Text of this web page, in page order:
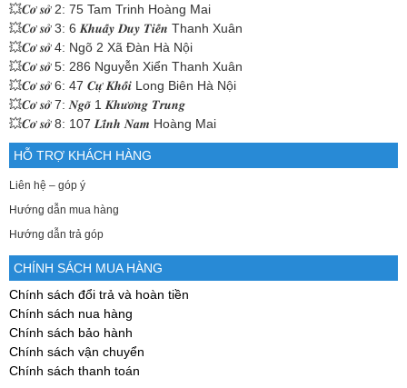
💥𝑪𝒐̛ 𝒔𝒐̛̉ 2: 75 Tam Trinh Hoàng Mai
💥𝑪𝒐̛ 𝒔𝒐̛̉ 3: 6 𝑲𝒉𝒖𝒂̂́𝒚 𝑫𝒖𝒚 𝑻𝒊𝒆̂́𝒏 Thanh Xuân
💥𝑪𝒐̛ 𝒔𝒐̛̉ 4: Ngõ 2 Xã Đàn Hà Nội
💥𝑪𝒐̛ 𝒔𝒐̛̉ 5: 286 Nguyễn Xiển Thanh Xuân
💥𝑪𝒐̛ 𝒔𝒐̛̉ 6: 47 𝑪𝒖̛̣ 𝑲𝒉𝒐̂́𝒊 Long Biên Hà Nội
💥𝑪𝒐̛ 𝒔𝒐̛̉ 7: 𝑵𝒈𝒐̃ 1 𝑲𝒉𝒖̛𝒐̛𝒏𝒈 𝑻𝒓𝒖𝒏𝒈
💥𝑪𝒐̛ 𝒔𝒐̛̉ 8: 107 𝑳𝒊̃𝒏𝒉 𝑵𝒂𝒎 Hoàng Mai
HỖ TRỢ KHÁCH HÀNG
Liên hệ – góp ý
Hướng dẫn mua hàng
Hướng dẫn trả góp
CHÍNH SÁCH MUA HÀNG
Chính sách đổi trả và hoàn tiền
Chính sách nua hàng
Chính sách bảo hành
Chính sách vận chuyển
Chính sách thanh toán